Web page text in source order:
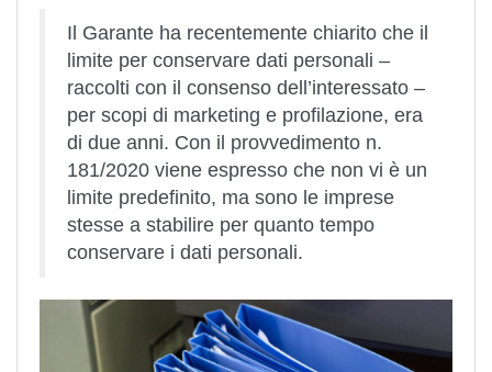
Il Garante ha recentemente chiarito che il
limite per conservare dati personali –
raccolti con il consenso dell’interessato –
per scopi di marketing e profilazione, era
di due anni. Con il provvedimento n.
181/2020 viene espresso che non vi è un
limite predefinito, ma sono le imprese
stesse a stabilire per quanto tempo
conservare i dati personali.